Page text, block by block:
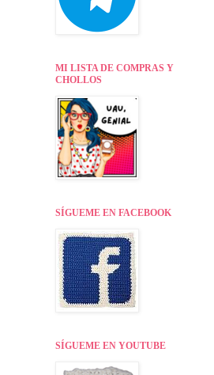
MI LISTA DE COMPRAS Y
CHOLLOS
SÍGUEME EN FACEBOOK
SÍGUEME EN YOUTUBE